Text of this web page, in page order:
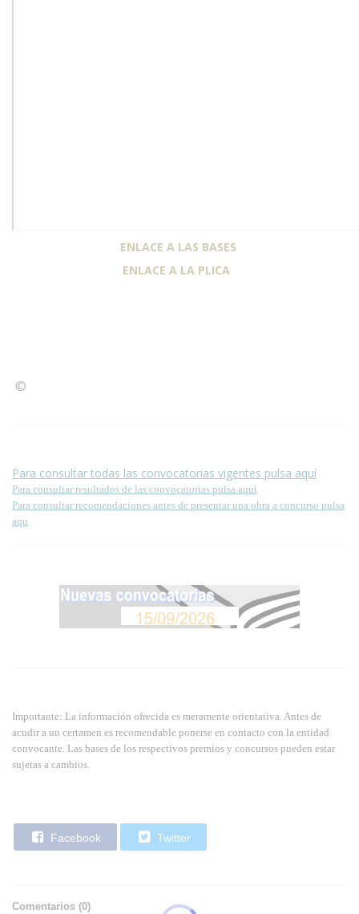
ENLACE A LAS BASES
ENLACE A LA PLICA
©
Para consultar todas las convocatorias vigentes pulsa aquí
Para consultar resultados de las convocatorias pulsa aquí
Para consultar recomendaciones antes de presentar una obra a concurso pulsa
aqu
Importante: La información ofrecida es meramente orientativa. Antes de
acudir a un certamen es recomendable ponerse en contacto con la entidad
convocante. Las bases de los respectivos premios y concursos pueden estar
sujetas a cambios.
Facebook Twitter
Comentarios (0)